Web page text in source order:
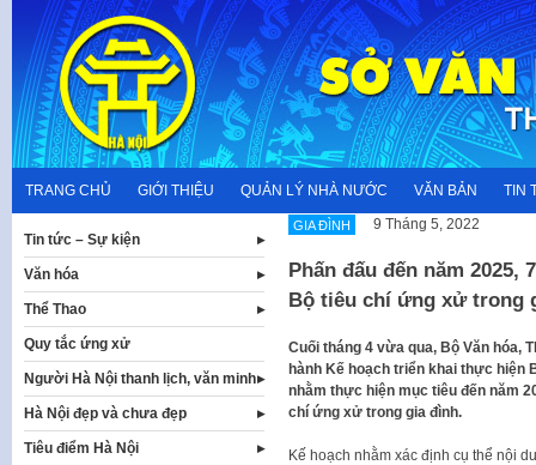
content
TRANG CHỦ GIỚI THIỆU QUẢN LÝ NHÀ NƯỚC VĂN BẢN TIN
GIA ĐÌNH 9 Tháng 5, 2022
Phấn đấu đến năm 2025,
Bộ tiêu chí ứng xử trong
Cuối tháng 4 vừa qua, Bộ Văn hóa,
hành Kế hoạch triển khai thực hiện
nhằm thực hiện mục tiêu đến năm
chí ứng xử trong gia đình.
Kế hoạch nhằm xác định cụ thể nội
Tin tức – Sự kiện
Văn hóa
Thể Thao
Quy tắc ứng xử
Người Hà Nội thanh lịch, văn minh
Hà Nội đẹp và chưa đẹp
Tiêu điểm Hà Nội